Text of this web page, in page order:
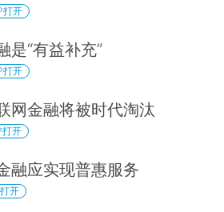
打开
是“有益补充”
打开
网金融将被时代淘汰
打开
融应实现普惠服务
开